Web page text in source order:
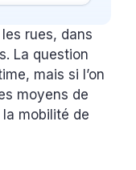
rues, dans
La question
mais si l’on
moyens de
mobilité de